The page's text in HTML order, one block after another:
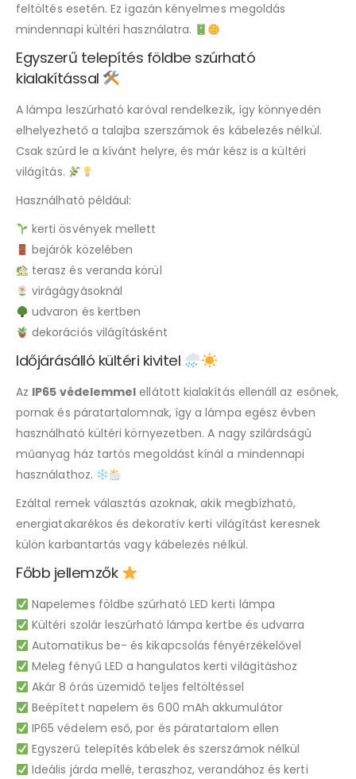
feltöltés esetén. Ez igazán kényelmes megoldás
mindennapi kültéri használatra.
Egyszerű telepítés földbe szúrható
kialakítással
A lámpa leszúrható karóval rendelkezik, így könnyedén
elhelyezhető a talajba szerszámok és kábelezés nélkül.
Csak szúrd le a kívánt helyre, és már kész is a kültéri
világítás.
Használható például:
kerti ösvények mellett
bejárók közelében
terasz és veranda körül
virágágyásoknál
udvaron és kertben
dekorációs világításként
Időjárásálló kültéri kivitel
Az IP65 védelemmel ellátott kialakítás ellenáll az esőnek,
pornak és páratartalomnak, így a lámpa egész évben
használható kültéri környezetben. A nagy szilárdságú
műanyag ház tartós megoldást kínál a mindennapi
használathoz.
Ezáltal remek választás azoknak, akik megbízható,
energiatakarékos és dekoratív kerti világítást keresnek
külön karbantartás vagy kábelezés nélkül.
Főbb jellemzők
Napelemes földbe szúrható LED kerti lámpa
Kültéri szolár leszúrható lámpa kertbe és udvarra
Automatikus be- és kikapcsolás fényérzékelővel
Meleg fényű LED a hangulatos kerti világításhoz
Akár 8 órás üzemidő teljes feltöltéssel
Beépített napelem és 600 mAh akkumulátor
IP65 védelem eső, por és páratartalom ellen
Egyszerű telepítés kábelek és szerszámok nélkül
Ideális járda mellé, teraszhoz, verandához és kerti